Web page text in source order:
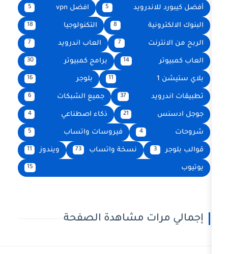
5 افضل vpn 5
8 التكنولوجيا 18
7 العاب اندرويد 7
14 برامج كمبيوتر 30
11 بلوجر 16
37 جميع الشبكات 6
21 ذكاء اصطناعي 4
4 فيروسات واتساب 5
نسخة واتساب 73 ويندوز 11
مشاهدة الصفحة